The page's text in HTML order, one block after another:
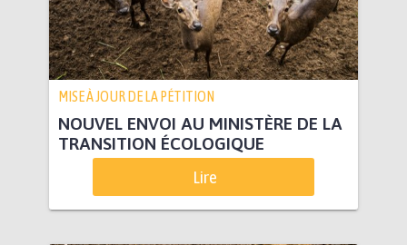
MISE À JOUR DE LA PÉTITION
NOUVEL ENVOI AU MINISTÈRE DE LA
TRANSITION ÉCOLOGIQUE
Lire